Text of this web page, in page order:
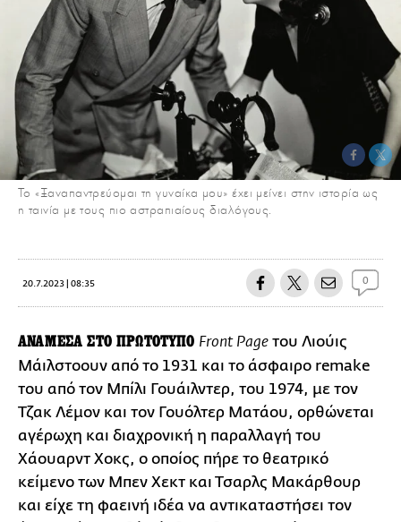
Το «Ξαναπαντρεύομαι τη γυναίκα μου» έχει μείνει στην ιστορία ως
η ταινία με τους πιο αστραπιαίους διαλόγους.
20.7.2023 | 08:35 0
ΑΝΑΜΕΣΑ ΣΤΟ ΠΡΩΤΟΤΥΠΟ Front Pageτου Λιούις
Μάιλστοουν από το 1931 και το άσφαιρο remake
του από τον Μπίλι Γουάιλντερ, του 1974, με τον
Τζακ Λέμον και τον Γουόλτερ Ματάου, ορθώνεται
αγέρωχη και διαχρονική η παραλλαγή του
Χάουαρντ Χοκς, ο οποίος πήρε το θεατρικό
κείμενο των Μπεν Χεκτ και Τσαρλς Μακάρθουρ
και είχε τη φαεινή ιδέα να αντικαταστήσει τον